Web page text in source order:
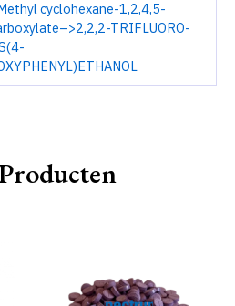
cyclohexane-1,2,4,5-
TRIFLUORO-